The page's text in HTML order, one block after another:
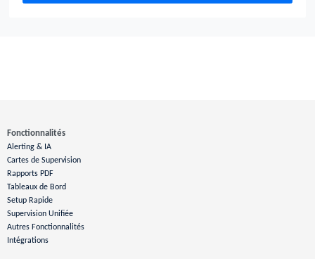
Fonctionnalités
Alerting & IA
Cartes de Supervision
Rapports PDF
Tableaux de Bord
Setup Rapide
Supervision Unifiée
Autres Fonctionnalités
Intégrations